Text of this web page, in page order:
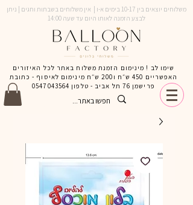
משלוחים יוצאים בין 10-17 בימים א-ו | אין משלוחים בשבתות וחגים | ניתן
לבצע הזמנה לאותו היום עד שעה 14:00
שימו לב ! מינימום הזמנת משלוח באתר לכל האיזורים
האפשריים 450 ש״ח ו200 ש״ח מינימום לאיסוף - כתובת
פרישמן 76 תל אביב - טלפון
0547043564